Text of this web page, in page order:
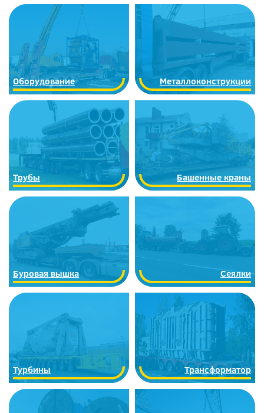
Оборудование Металлоконструкции
Трубы Башенные краны
Буровая вышка Сеялки
Турбины Трансформатор